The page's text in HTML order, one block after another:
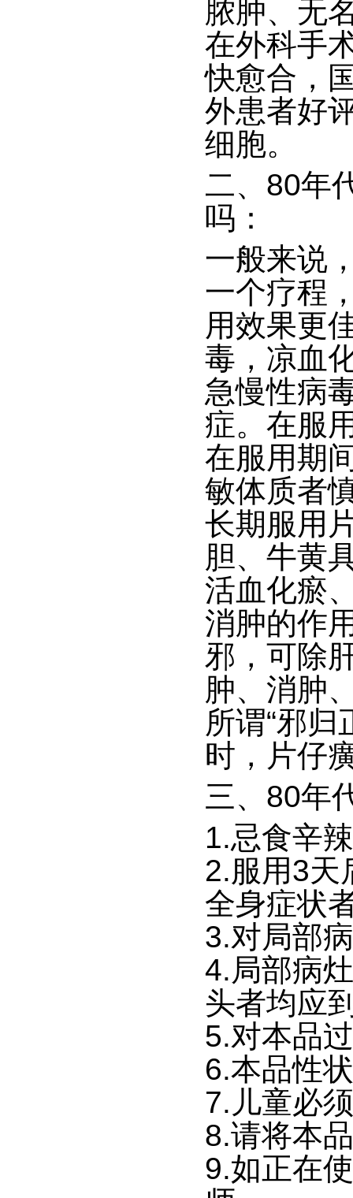
脓肿、无
在外科手
快愈合，
外患者好
细胞。
二、 80年
吗：
一般来说
一个疗程
用效果更
毒，凉血
急慢性病
症。在服
在服用期
敏体质者
长期服用
胆、牛黄
活血化瘀
消肿的作
邪，可除
肿、消肿
所谓“邪
时，片仔
三、 80年
1.忌食辛
2.服用3天
全身症状
3.对局部
4.局部病
头者均应
5.对本品
6.本品性
7.儿童必
8.请将本
9.如正在